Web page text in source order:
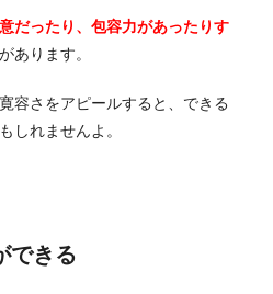
だったり、包容力があったりす
あります。
容さをアピールすると、できる
しれませんよ。
できる